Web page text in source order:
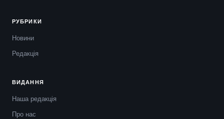
РУБРИКИ
Новини
Редакція
ВИДАННЯ
Наша редакція
Про нас